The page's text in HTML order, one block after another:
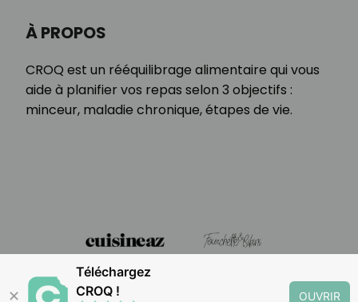
À PROPOS
CROQ est un rééquilibrage alimentaire qui vous
aide à planifier vos repas selon 3 objectifs :
minceur, maladie chronique, étapes de vie.
✕
Téléchargez
CROQ !
OUVRIR